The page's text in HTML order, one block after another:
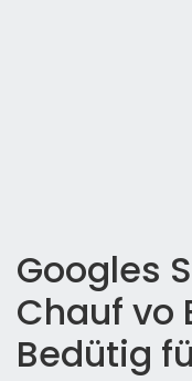
Googles
Chauf vo
Bedütig